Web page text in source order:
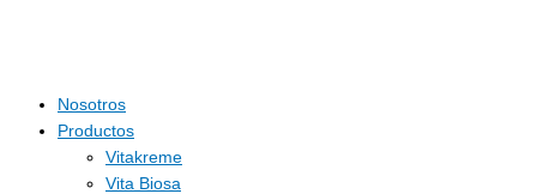
Nosotros
Productos
Vitakreme
Vita Biosa